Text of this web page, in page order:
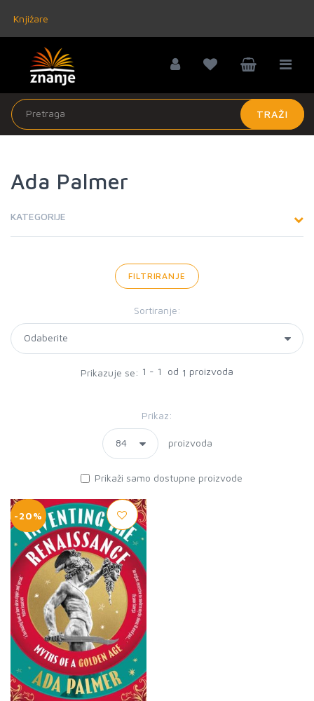
Knjižare
TRAŽI
Ada Palmer
KATEGORIJE
FILTRIRANJE
Sortiranje:
Prikazuje se: 1 - 1 od 1 proizvoda
Prikaz:
proizvoda
Prikaži samo dostupne proizvode
-20%